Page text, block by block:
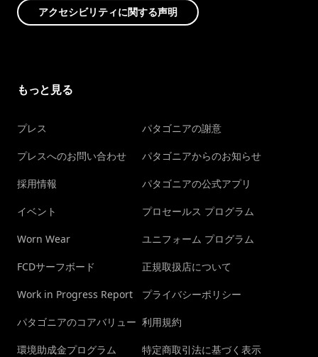
アクセシビリティに関する声明
もっと見る
プレス
プレスへのお問い合わせ
採用情報
イベント
Worn Wear
FCDサーフボード
Work in Progress Report
パタゴニアのコアバリュー
環境助成金プログラム
パタゴニアの謝意
パタゴニアからのお知らせ
パタゴニアの公式アプリ
プロセールス プログラム
ユニフォーム プログラム
正規取扱店について
プライバシーポリシー
利用規約
特定商取引法に基づく表示